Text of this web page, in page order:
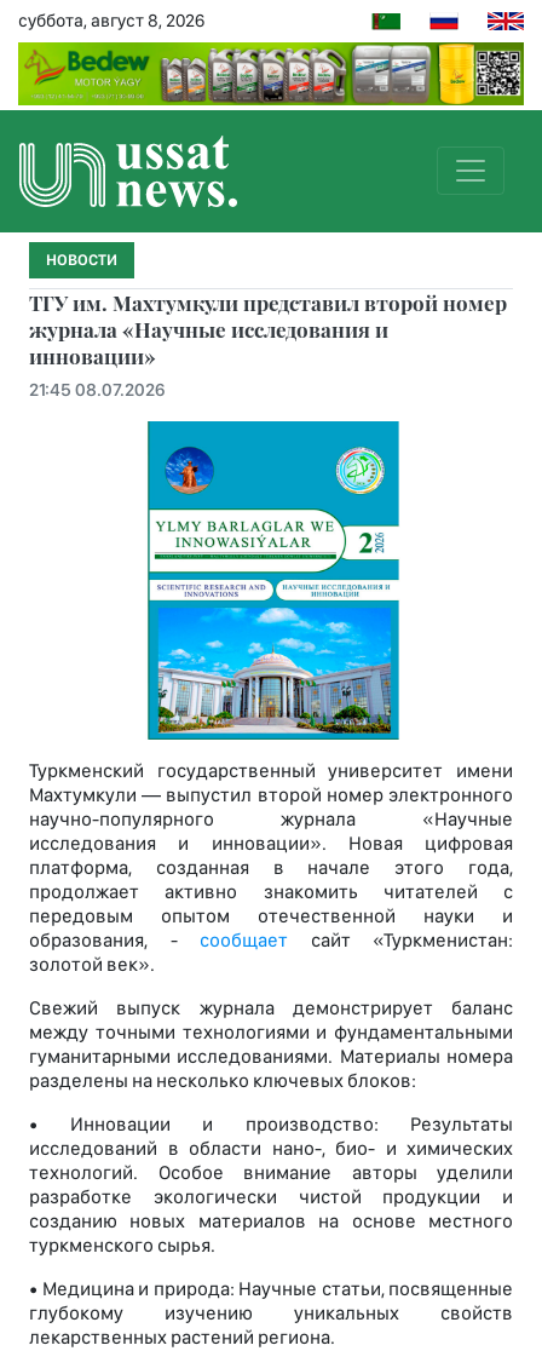
суббота, август 8, 2026
НОВОСТИ
ТГУ им. Махтумкули представил второй номер
журнала «Научные исследования и
инновации»
21:45 08.07.2026
Туркменский государственный университет имени
Махтумкули — выпустил второй номер электронного
научно-популярного журнала «Научные
исследования и инновации». Новая цифровая
платформа, созданная в начале этого года,
продолжает активно знакомить читателей с
передовым опытом отечественной науки и
образования, - сообщает сайт «Туркменистан:
золотой век».
Свежий выпуск журнала демонстрирует баланс
между точными технологиями и фундаментальными
гуманитарными исследованиями. Материалы номера
разделены на несколько ключевых блоков:
• Инновации и производство: Результаты
исследований в области нано-, био- и химических
технологий. Особое внимание авторы уделили
разработке экологически чистой продукции и
созданию новых материалов на основе местного
туркменского сырья.
• Медицина и природа: Научные статьи, посвященные
глубокому изучению уникальных свойств
лекарственных растений региона.